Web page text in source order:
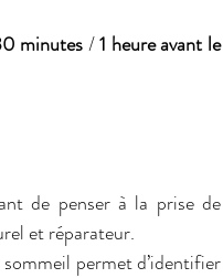
minutes / 1 heure avant le
de penser à la prise de
et réparateur.
permet d’identifier